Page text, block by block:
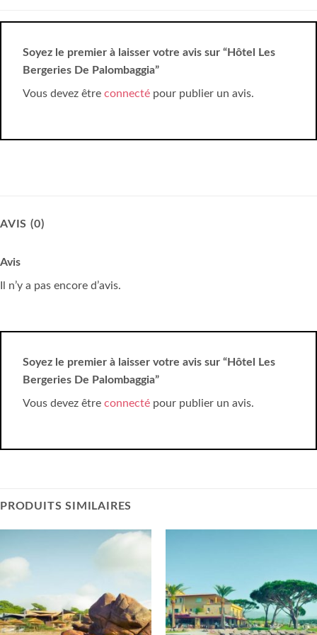
Soyez le premier à laisser votre avis sur “Hôtel Les
Bergeries De Palombaggia”
Vous devez être connecté pour publier un avis.
AVIS (0)
Avis
Il n’y a pas encore d’avis.
Soyez le premier à laisser votre avis sur “Hôtel Les
Bergeries De Palombaggia”
Vous devez être connecté pour publier un avis.
PRODUITS SIMILAIRES